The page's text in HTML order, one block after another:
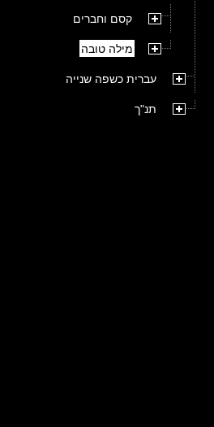
קסם וחברים
מילה טובה
עברית כשפה שנייה
תנ"ך